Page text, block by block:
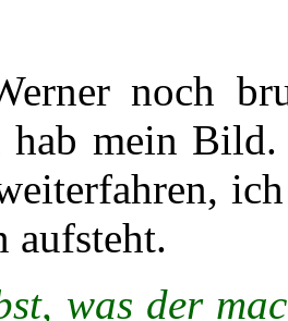
noch
hab mein
aufsteht.
was der